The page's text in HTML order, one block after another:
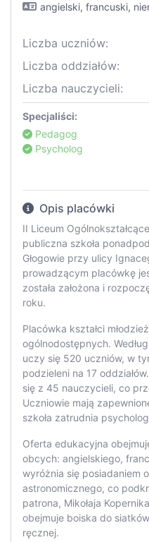
angielski, francuski,
Liczba uczniów:
Liczba oddziałów:
Liczba nauczycieli:
Specjaliści:
Pedagog
Psycholog
Opis placówki
II Liceum
publiczna szkoła
Głogowie przy ulicy
prowadzącym placówkę
została założona i
roku.
Placówka kształci
ogólnodostępnych.
uczy się 520 uczniów, w
podzieleni na 17
się z 45 nauczycieli, co
Uczniowie mają
szkoła zatrudnia
Oferta edukacyjna
obcych: angielskiego,
wyróżnia się posiadaniem
astronomicznego, co
patrona, Mikołaja
obejmuje boiska do
ręcznej.